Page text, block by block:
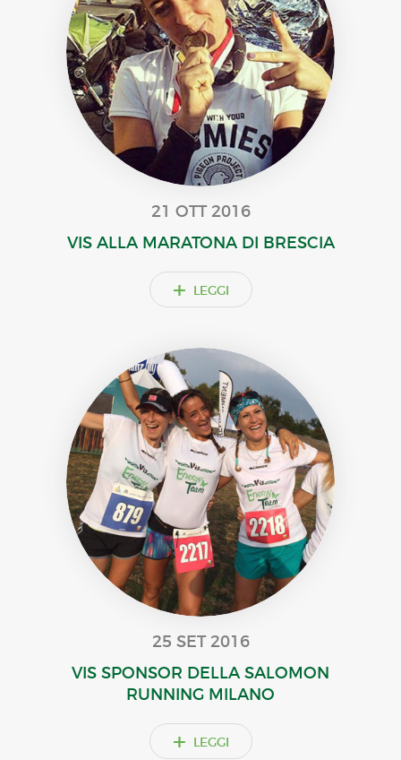
21 OTT 2016
VIS ALLA MARATONA DI BRESCIA
+ LEGGI
25 SET 2016
VIS SPONSOR DELLA SALOMON
RUNNING MILANO
+ LEGGI